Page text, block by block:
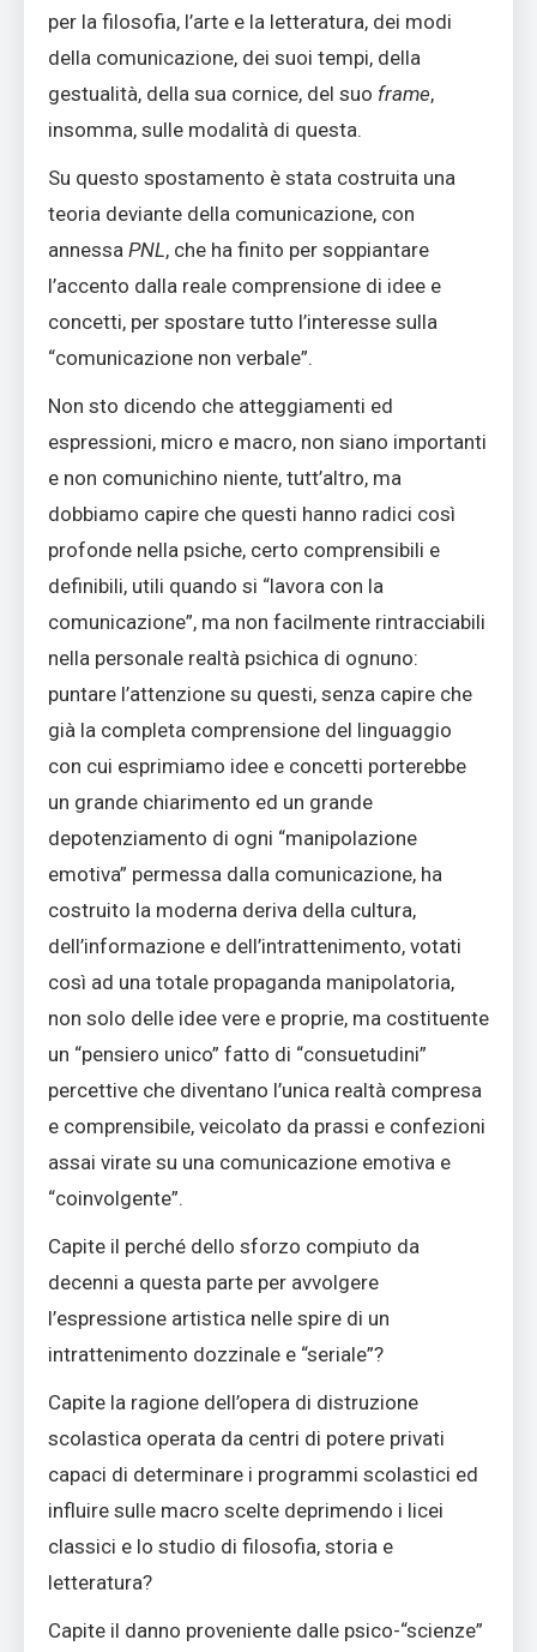
per la filosofia, l’arte e la letteratura, dei modi
della comunicazione, dei suoi tempi, della
gestualità, della sua cornice, del suo frame,
insomma, sulle modalità di questa.
Su questo spostamento è stata costruita una
teoria deviante della comunicazione, con
annessa PNL, che ha finito per soppiantare
l’accento dalla reale comprensione di idee e
concetti, per spostare tutto l’interesse sulla
“comunicazione non verbale”.
Non sto dicendo che atteggiamenti ed
espressioni, micro e macro, non siano importanti
e non comunichino niente, tutt’altro, ma
dobbiamo capire che questi hanno radici così
profonde nella psiche, certo comprensibili e
definibili, utili quando si “lavora con la
comunicazione”, ma non facilmente rintracciabili
nella personale realtà psichica di ognuno:
puntare l’attenzione su questi, senza capire che
già la completa comprensione del linguaggio
con cui esprimiamo idee e concetti porterebbe
un grande chiarimento ed un grande
depotenziamento di ogni “manipolazione
emotiva” permessa dalla comunicazione, ha
costruito la moderna deriva della cultura,
dell’informazione e dell’intrattenimento, votati
così ad una totale propaganda manipolatoria,
non solo delle idee vere e proprie, ma costituente
un “pensiero unico” fatto di “consuetudini”
percettive che diventano l’unica realtà compresa
e comprensibile, veicolato da prassi e confezioni
assai virate su una comunicazione emotiva e
“coinvolgente”.
Capite il perché dello sforzo compiuto da
decenni a questa parte per avvolgere
l’espressione artistica nelle spire di un
intrattenimento dozzinale e “seriale”?
Capite la ragione dell’opera di distruzione
scolastica operata da centri di potere privati
capaci di determinare i programmi scolastici ed
influire sulle macro scelte deprimendo i licei
classici e lo studio di filosofia, storia e
letteratura?
Capite il danno proveniente dalle psico-“scienze”